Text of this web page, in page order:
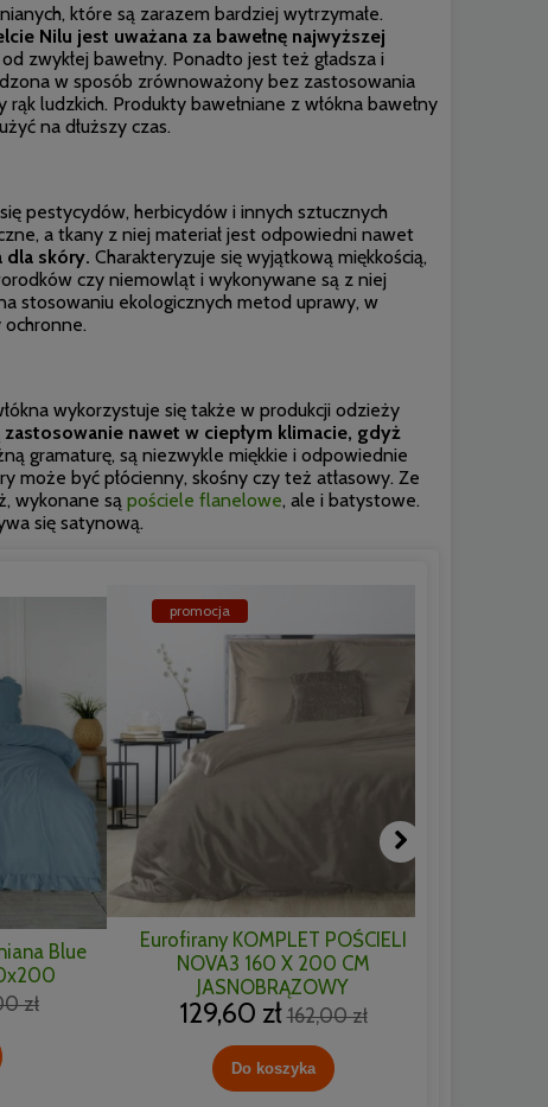
które są zarazem bardziej wytrzymałe.
Nilu jest uważana za bawełnę najwyższej
zwykłej bawełny. Ponadto jest też gładsza i
w sposób zrównoważony bez zastosowania
ludzkich. Produkty bawełniane z włókna bawełny
na dłuższy czas.
pestycydów, herbicydów i innych sztucznych
a tkany z niej materiał jest odpowiedni nawet
dla skóry. Charakteryzuje się wyjątkową miękkością,
czy niemowląt i wykonywane są z niej
stosowaniu ekologicznych metod uprawy, w
ochronne.
wykorzystuje się także w produkcji odzieży
zastosowanie nawet w ciepłym klimacie, gdyż
gramaturę, są niezwykle miękkie i odpowiednie
może być płócienny, skośny czy też atłasowy. Ze
wykonane są pościele flanelowe, ale i batystowe.
się satynową.
Blue
zł
Eurofirany KOMPLET POŚCIELI
NOVA3 160 X 200 CM
JASNOBRĄZOWY
129,60 zł 162,00 zł
Do koszyka
promocja